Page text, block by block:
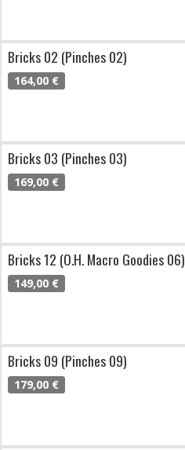
Bricks 02 (Pinches 02)
164,00 €
Bricks 03 (Pinches 03)
169,00 €
Bricks 12 (O.H. Macro Goodies 06)
149,00 €
Bricks 09 (Pinches 09)
179,00 €